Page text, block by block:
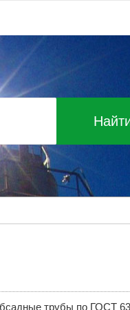
трубы по ГОСТ